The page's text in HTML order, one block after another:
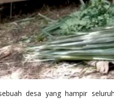
desa yang hampir